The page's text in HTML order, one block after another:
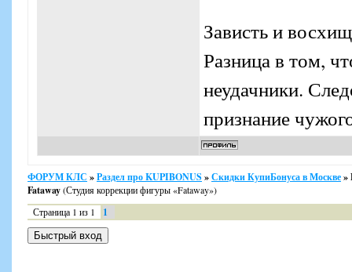
Зависть и
Разница в том,
неудачники.
признание
ФОРУМ КЛС »Раздел про KUPIBONUS»Скидки КупиБонуса в Москве»
Fataway(Студия коррекции фигуры «Fataway»)
Страница 1 из 1 1